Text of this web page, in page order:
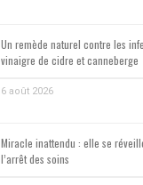
Un remède naturel contre les
vinaigre de cidre et canneberge
6 août 2026
Miracle inattendu : elle se
l’arrêt des soins